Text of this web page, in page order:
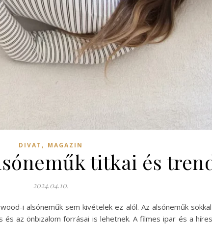
DIVAT , MAGAZIN
titkai és
2024.04.10.
i alsóneműk sem kivételek ez alól. Az alsóneműk
az önbizalom forrásai is lehetnek. A filmes ipar és a